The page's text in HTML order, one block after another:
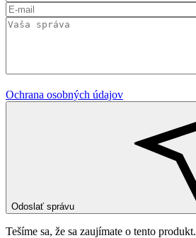
Ochrana osobných údajov
Odoslať správu
Tešíme sa, že sa zaujímate o tento produkt.